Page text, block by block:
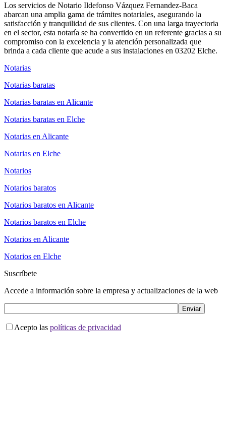
Los servicios de Notario Ildefonso Vázquez Fernandez-Baca
abarcan una amplia gama de trámites notariales, asegurando la
satisfacción y tranquilidad de sus clientes. Con una larga trayectoria
en el sector, esta notaría se ha convertido en un referente gracias a su
compromiso con la excelencia y la atención personalizada que
brinda a cada cliente que acude a sus instalaciones en 03202 Elche.
Notarias
Notarias baratas
Notarias baratas en Alicante
Notarias baratas en Elche
Notarias en Alicante
Notarias en Elche
Notarios
Notarios baratos
Notarios baratos en Alicante
Notarios baratos en Elche
Notarios en Alicante
Notarios en Elche
Suscríbete
Accede a información sobre la empresa y actualizaciones de la web
Acepto las políticas de privacidad